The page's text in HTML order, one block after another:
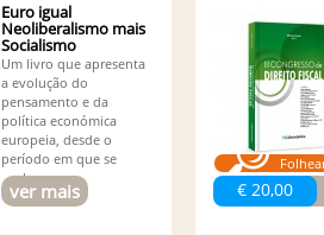
Euro igual
Neoliberalismo mais
Socialismo
Um livro que apresenta
a evolução do
pensamento e da
política económica
europeia, desde o
período em que se
pode...
ver mais € 20,00